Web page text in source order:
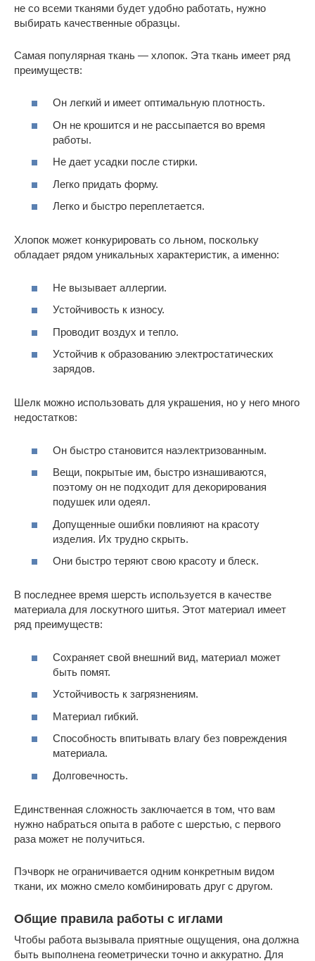
не со всеми тканями будет удобно работать, нужно
выбирать качественные образцы.
Самая популярная ткань — хлопок. Эта ткань имеет ряд
преимуществ:
Он легкий и имеет оптимальную плотность.
Он не крошится и не рассыпается во время
работы.
Не дает усадки после стирки.
Легко придать форму.
Легко и быстро переплетается.
Хлопок может конкурировать со льном, поскольку
обладает рядом уникальных характеристик, а именно:
Не вызывает аллергии.
Устойчивость к износу.
Проводит воздух и тепло.
Устойчив к образованию электростатических
зарядов.
Шелк можно использовать для украшения, но у него много
недостатков:
Он быстро становится наэлектризованным.
Вещи, покрытые им, быстро изнашиваются,
поэтому он не подходит для декорирования
подушек или одеял.
Допущенные ошибки повлияют на красоту
изделия. Их трудно скрыть.
Они быстро теряют свою красоту и блеск.
В последнее время шерсть используется в качестве
материала для лоскутного шитья. Этот материал имеет
ряд преимуществ:
Сохраняет свой внешний вид, материал может
быть помят.
Устойчивость к загрязнениям.
Материал гибкий.
Способность впитывать влагу без повреждения
материала.
Долговечность.
Единственная сложность заключается в том, что вам
нужно набраться опыта в работе с шерстью, с первого
раза может не получиться.
Пэчворк не ограничивается одним конкретным видом
ткани, их можно смело комбинировать друг с другом.
Общие правила работы с иглами
Чтобы работа вызывала приятные ощущения, она должна
быть выполнена геометрически точно и аккуратно. Для